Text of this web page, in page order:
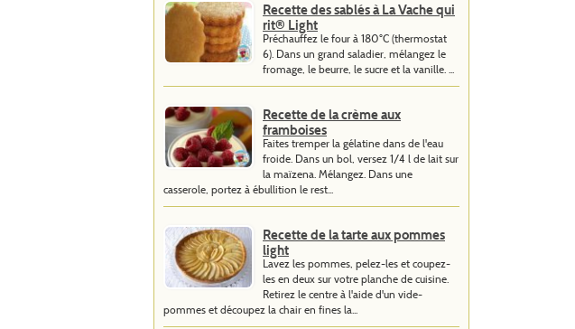
Recette des sablés à La Vache qui
rit® Light
Préchauffez le four à 180°C (thermostat
6). Dans un grand saladier, mélangez le
fromage, le beurre, le sucre et la vanille. ...
Recette de la crème aux
framboises
Faites tremper la gélatine dans de l'eau
froide. Dans un bol, versez 1/4 l de lait sur
la maïzena. Mélangez. Dans une
casserole, portez à ébullition le rest...
Recette de la tarte aux pommes
light
Lavez les pommes, pelez-les et coupez-
les en deux sur votre planche de cuisine.
Retirez le centre à l'aide d'un vide-
pommes et découpez la chair en fines la...